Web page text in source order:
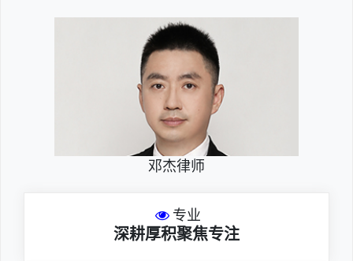
邓杰律师
专业
深耕厚积聚焦专注